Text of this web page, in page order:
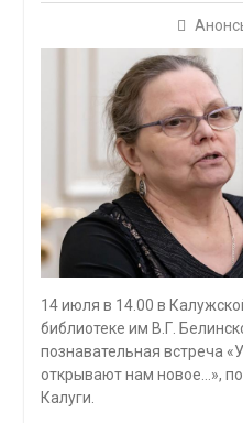
14 июля в 14.00 в
библиотеке им В.Г.
познавательная встреча
открывают нам новое…»,
Калуги.